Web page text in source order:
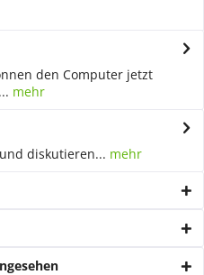
den Computer jetzt
mehr
diskutieren... mehr